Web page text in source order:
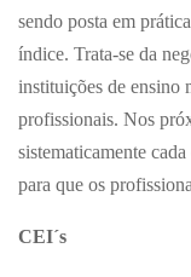
sendo posta em
índice. Trata-se da
instituições de ensino
profissionais. Nos
sistematicamente
para que os
CEI´s